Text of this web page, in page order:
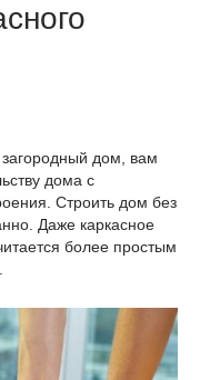
дом, вам
дома с
Строить дом без
Даже каркасное
более простым